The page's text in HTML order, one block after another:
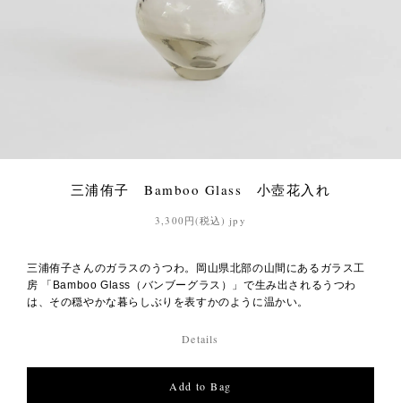
三浦侑子 Bamboo Glass 小壺花入れ
3,300円(税込) jpy
三浦侑子さんのガラスのうつわ。岡山県北部の山間にあるガラス工
房 「Bamboo Glass（バンブーグラス）」で生み出されるうつわ
は、その穏やかな暮らしぶりを表すかのように温かい。
Details